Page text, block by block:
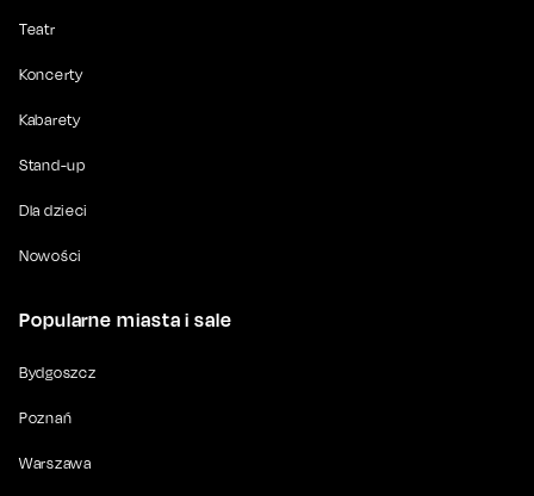
Teatr
Koncerty
Kabarety
Stand-up
Dla dzieci
Nowości
Popularne miasta i sale
Bydgoszcz
Poznań
Warszawa